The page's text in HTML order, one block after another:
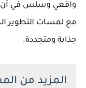
واقعي وسلس في آن
مع لمسات التطوير
جذابة ومتجددة.
المزيد من